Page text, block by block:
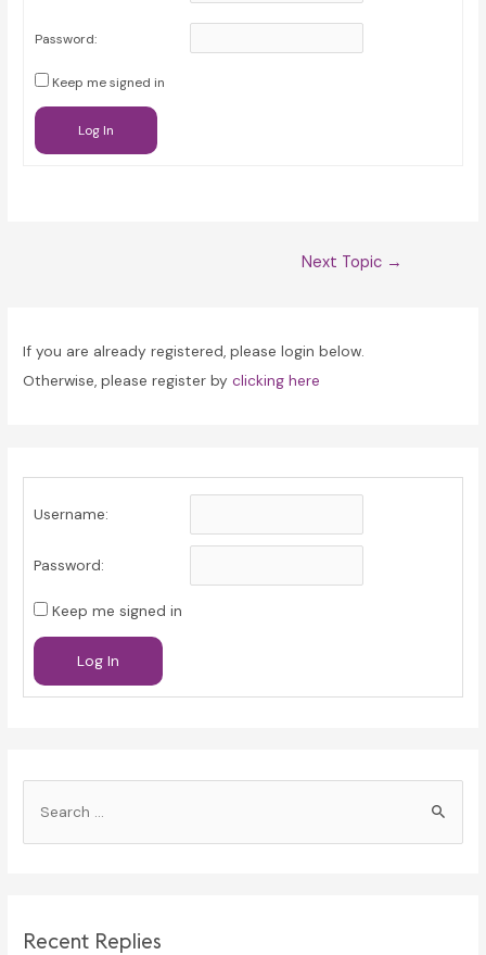
Password:
Keep me signed in
Log In
Next Topic →
If you are already registered, please login below.
Otherwise, please register byclicking here
Username:
Password:
Keep me signed in
Log In
h
Recent Replies